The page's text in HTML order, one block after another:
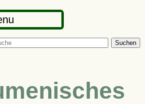
Suchen